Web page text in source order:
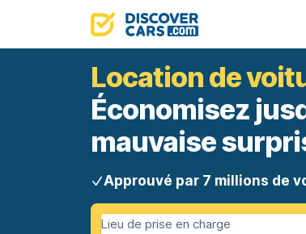
Location de
Économisez
mauvaise
Approuvé par 7 millions de
Lieu de prise en charge